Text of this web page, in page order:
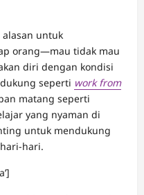
untuk
orang—mau tidak mau
diri dengan kondisi
seperti work from
matang seperti
yang nyaman di
untuk mendukung
hari.